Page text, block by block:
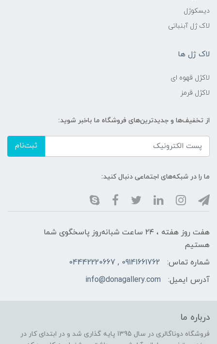
دیسکوژل
لاک ژل آبنباتی
لاک ژل ها
لاکژل قهوه ای
لاکژل قرمز
از تخفیف‌ها و جدیدترین‌های فروشگاه ما باخبر شوید:
ثبت‌نام
ما را در شبکه‌های اجتماعی دنبال کنید:
هفت روز هفته ، ۲۴ ساعت شبانه‌روز پاسخگوی شما
هستیم
شماره تماس:
09141661762 , 04442220667
آدرس ایمیل:
info@donagallery.com
درباره ما
فروشگاه دوناگالری در سال 1395 پایه گذاری شد و در ابتدای کار در